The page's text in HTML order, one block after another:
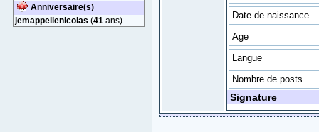
Anniversaire(s)
jemappellenicolas (41 ans)
Date de naissance
Age
Langue
Nombre de posts
Signature